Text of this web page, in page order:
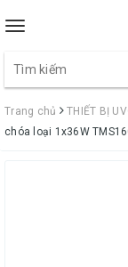
Toggle
Trang chủ THIẾT BỊ
chóa loại 1x36W